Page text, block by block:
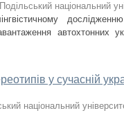
національний
дослідженню
автохтонних
у сучасній
національний